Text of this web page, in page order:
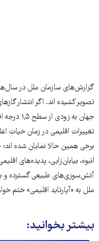
گزارش‌های سازمان ملل در
تصویر کشیده اند. اگر انتشار
جهان به
تغییرات اقلیمی در زمان حیات
برخی همین حالا نمایان شده
انبوه، بیابان‌زایی،‌ پدیده‌های
آتش‌سوزی‌های طبیعی گسترده و
ملل به «آپارتاید اقلیمی» ختم
بیشتر بخوانید: